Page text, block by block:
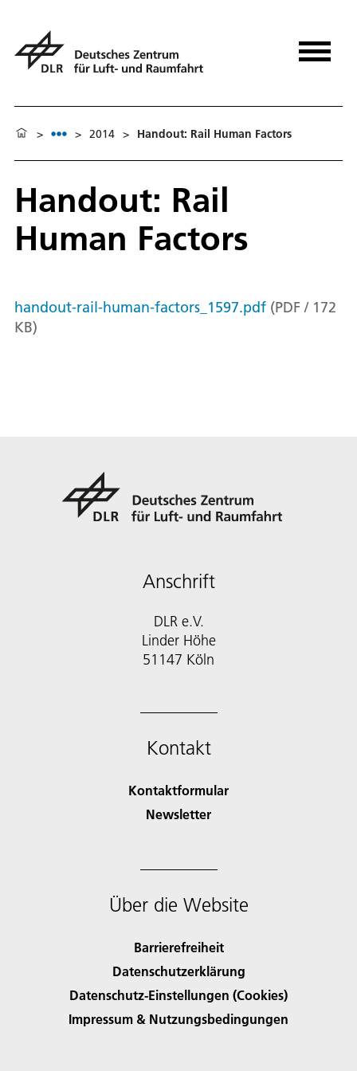
> > 2014 > Handout: Rail Human Factors
Handout: Rail
Human Factors
handout-rail-human-factors_1597.pdf (PDF / 172
KB)
Anschrift
DLR e.V.
Linder Höhe
51147 Köln
Kontakt
Kontaktformular
Newsletter
Über die Website
Barrierefreiheit
Datenschutzerklärung
Datenschutz-Einstellungen (Cookies)
Impressum & Nutzungsbedingungen